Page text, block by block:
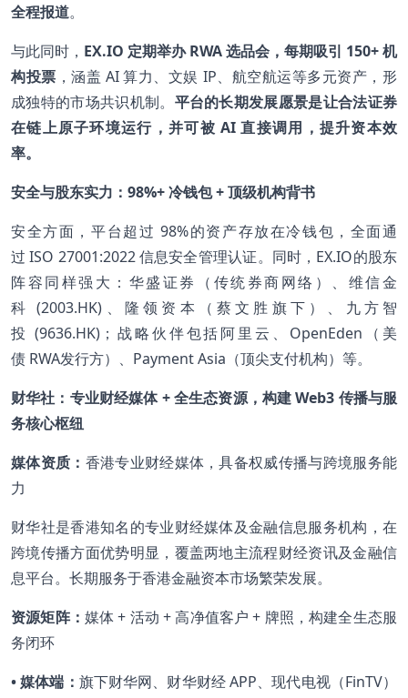
全程报道。
与此同时， EX.IO 定期举办 RWA 选品会，每期吸引 150+ 机
构投票 ，涵盖 AI 算力、文娱 IP、航空航运等多元资产，形
成独特的市场共识机制。 平台的长期发展愿景是让合法证券
在链上原子环境运行，并可被 AI 直接调用，提升资本效
率。
安全与股东实力：98%+ 冷钱包 + 顶级机构背书
安全方面，平台超过 98%的资产存放在冷钱包，全面通
过 ISO 27001:2022 信息安全管理认证。同时，EX.IO的股东
阵容同样强大：华盛证券（传统券商网络）、维信金
科 (2003.HK)、隆领资本（蔡文胜旗下）、九方智
投 (9636.HK)；战略伙伴包括阿里云、OpenEden（美
债 RWA发行方）、Payment Asia（顶尖支付机构）等。
财华社：专业财经媒体 + 全生态资源，构建 Web3 传播与服
务核心枢纽
媒体资质： 香港专业财经媒体，具备权威传播与跨境服务能
力
财华社是香港知名的专业财经媒体及金融信息服务机构，在
跨境传播方面优势明显，覆盖两地主流程财经资讯及金融信
息平台。长期服务于香港金融资本市场繁荣发展。
资源矩阵： 媒体 + 活动 + 高净值客户 + 牌照，构建全生态服
务闭环
• 媒体端： 旗下财华网、财华财经 APP、现代电视（FinTV）